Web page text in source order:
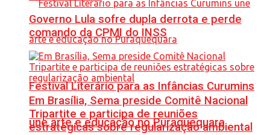
Festival Literário para as Infâncias Curumins
une arte e educação no Puraquequara
Governo Lula sofre dupla derrota e perde
comando da CPMI do INSS
Em Brasília, Sema preside Comitê Nacional
Tripartite e participa de reuniões
estratégicas sobre regularização ambiental